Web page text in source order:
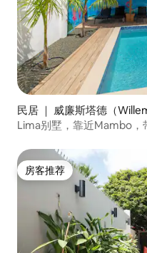
民居 ｜ 威廉斯塔德（
Lima别墅，靠近Mambo，
房客推荐
房客推荐